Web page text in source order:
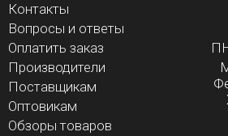
Контакты
Вопросы и ответы
Оплатить заказ
Производители
Поставщикам
Оптовикам
Обзоры товаров